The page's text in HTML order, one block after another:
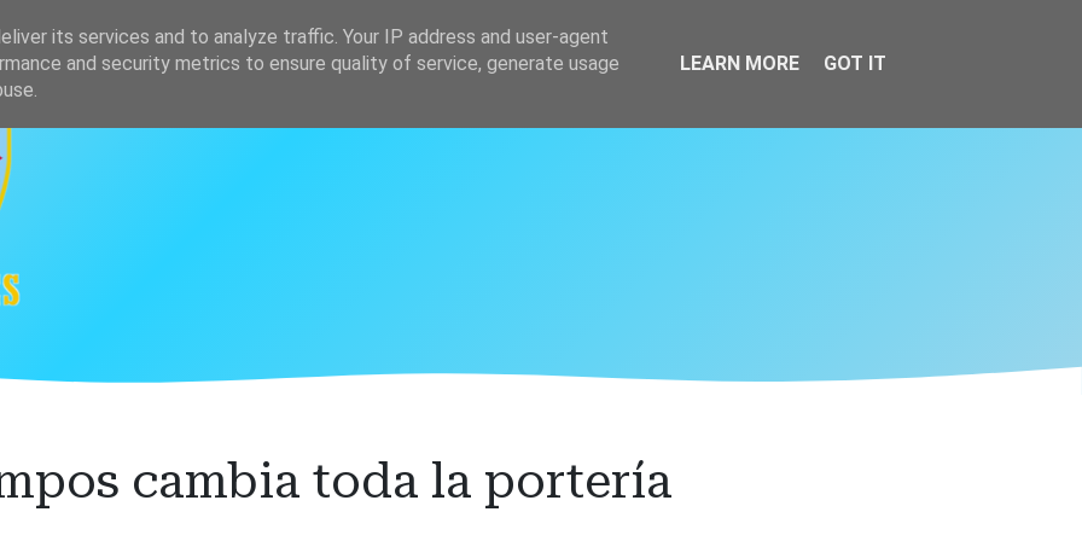
Clasificación
cambia toda la portería
its services and to analyze traffic. Your IP address and user-agent
and security metrics to ensure quality of service, generate usage
LEARN MORE GOT IT